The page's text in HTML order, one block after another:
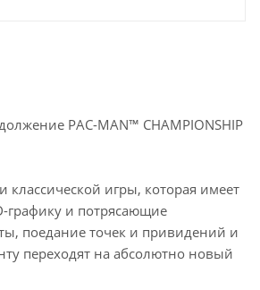
PAC-MAN™ CHAMPIONSHIP
классической игры, которая имеет
и потрясающие
поедание точек и привидений и
переходят на абсолютно новый